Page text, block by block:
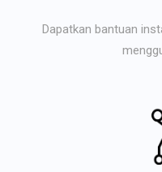
Dapatkan bantuan